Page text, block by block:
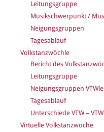
Leitungsgruppe
Musikschwerpunkt /
Neigungsgruppen
Tagesablauf
Volkstanzwöchle
Bericht des
Leitungsgruppe
Neigungsgruppen VTWle
Tagesablauf
Unterschiede VTW –
Virtuelle Volkstanzwoche